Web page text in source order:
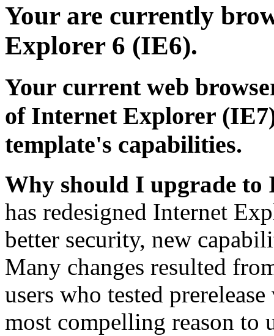
Your are currently
Explorer 6 (IE6).
Your current web
of Internet Explorer
template's capabilities.
Why should I upgrade to
has redesigned Internet
better security, new
Many changes resulted
users who tested
most compelling reason to